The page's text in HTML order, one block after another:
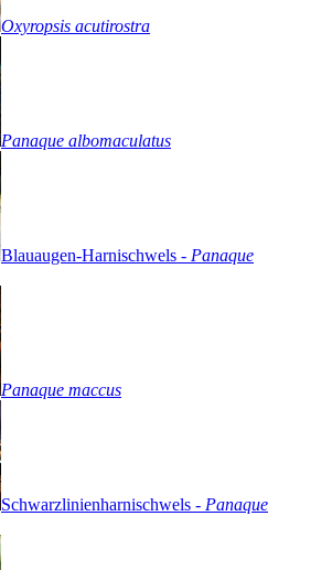
Oxyropsis acutirostra
Panaque albomaculatus
Blauaugen-Harnischwels - Panaque
Panaque maccus
Schwarzlinienharnischwels - Panaque